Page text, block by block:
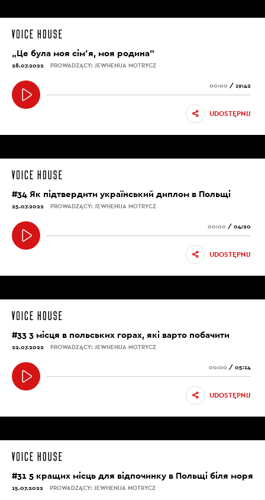
„Це була моя сім’я, моя родина”
28.07.2022 PROWADZĄCY: JEWHENIJA MOTRYCZ
00:00 / 19:42
UDOSTĘPNIJ
#34 Як підтвердити український диплом в Польщі
25.07.2022 PROWADZĄCY: JEWHENIJA MOTRYCZ
00:00 / 04:20
UDOSTĘPNIJ
#33 3 місця в польських горах, які варто побачити
22.07.2022 PROWADZĄCY: JEWHENIJA MOTRYCZ
00:00 / 05:14
UDOSTĘPNIJ
#31 5 кращих місць для відпочинку в Польщі біля моря
15.07.2022 PROWADZĄCY: JEWHENIJA MOTRYCZ